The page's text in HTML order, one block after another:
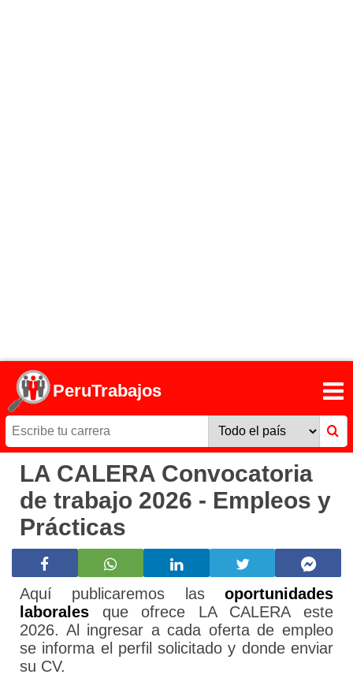
PeruTrabajos
LA CALERA Convocatoria
de trabajo 2026 - Empleos y
Prácticas
Aquí publicaremos las oportunidades
laborales que ofrece LA CALERA este
2026. Al ingresar a cada oferta de empleo
se informa el perfil solicitado y donde enviar
su CV.